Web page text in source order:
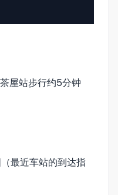
屋站步行约5分钟